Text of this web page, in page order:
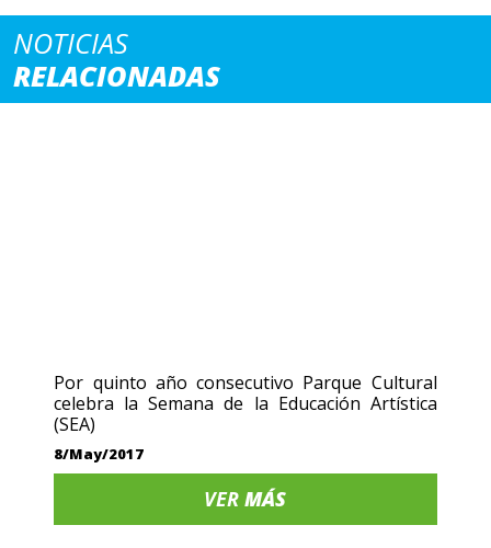
NOTICIAS
RELACIONADAS
Por quinto año consecutivo Parque Cultural
celebra la Semana de la Educación Artística
(SEA)
8/May/2017
VERMÁS